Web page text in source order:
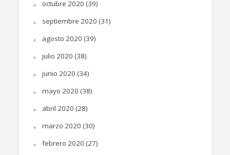
octubre 2020 (39)
septiembre 2020 (31)
agosto 2020 (39)
julio 2020 (38)
junio 2020 (34)
mayo 2020 (38)
abril 2020 (28)
marzo 2020 (30)
febrero 2020 (27)